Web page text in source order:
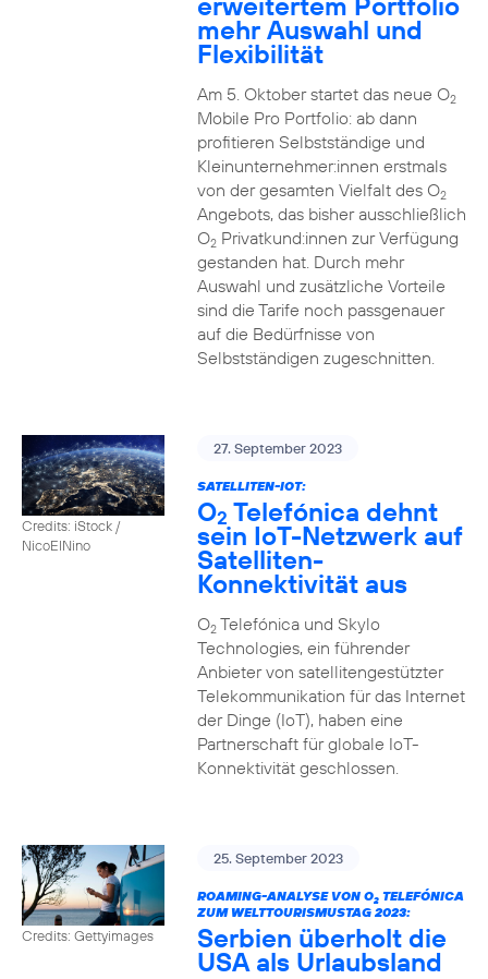
mehr Auswahl und
Flexibilität
Am 5. Oktober startet das neue O2
Mobile Pro Portfolio: ab dann
profitieren Selbstständige und
Kleinunternehmer:innen erstmals
von der gesamten Vielfalt des O2
Angebots, das bisher ausschließlich
O2Privatkund:innen zur Verfügung
gestanden hat. Durch mehr
Auswahl und zusätzliche Vorteile
sind die Tarife noch passgenauer
auf die Bedürfnisse von
Selbstständigen zugeschnitten.
Credits: iStock /
NicoElNino
27. September 2023
SATELLITEN-IOT:
O2 Telefónica dehnt
sein IoT-Netzwerk auf
Satelliten-
Konnektivität aus
O2Telefónica und Skylo
Technologies, ein führender
Anbieter von satellitengestützter
Telekommunikation für das Internet
der Dinge (IoT), haben eine
Partnerschaft für globale IoT-
Konnektivität geschlossen.
Credits: Gettyimages
25. September 2023
ROAMING-ANALYSE VON O2TELEFÓNICA
ZUM WELTTOURISMUSTAG 2023:
Serbien überholt die
USA als Urlaubsland